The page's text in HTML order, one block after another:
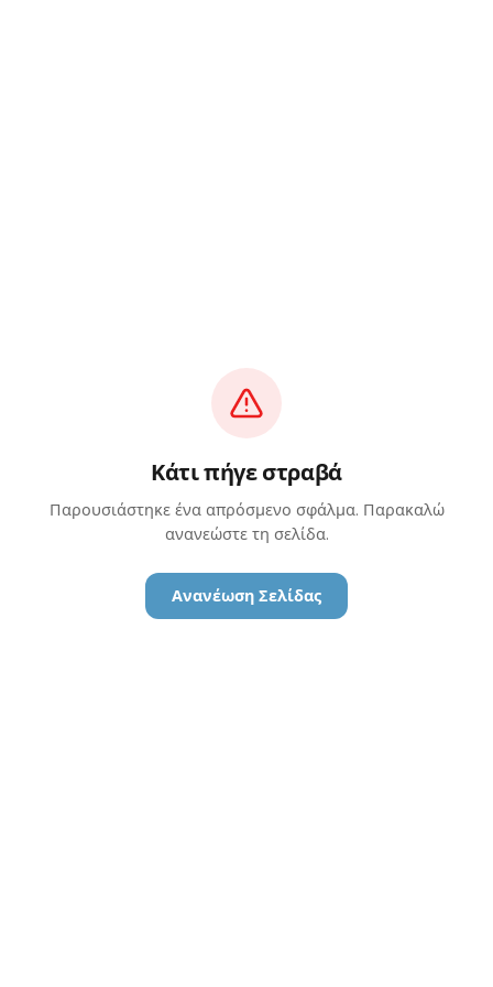
Κάτι πήγε στραβά
Παρουσιάστηκε ένα απρόσμενο σφάλμα. Παρακαλώ
ανανεώστε τη σελίδα.
Ανανέωση Σελίδας